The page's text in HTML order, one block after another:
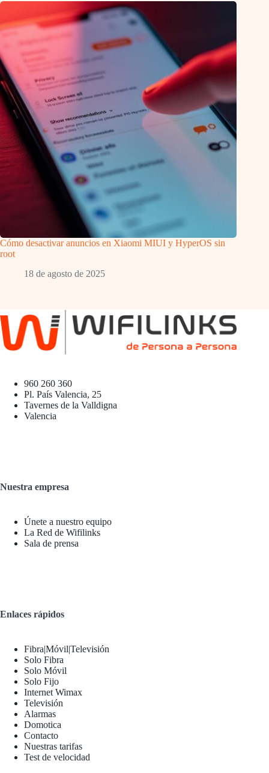
Cómo desactivar anuncios en Xiaomi MIUI y HyperOS sin
root
18 de agosto de 2025
960 260 360
Pl. País Valencia, 25
Tavernes de la Valldigna
Valencia
Nuestra empresa
Únete a nuestro equipo
La Red de Wifilinks
Sala de prensa
Enlaces rápidos
Fibra|Móvil|Televisión
Solo Fibra
Solo Móvil
Solo Fijo
Internet Wimax
Televisión
Alarmas
Domotica
Contacto
Nuestras tarifas
Test de velocidad